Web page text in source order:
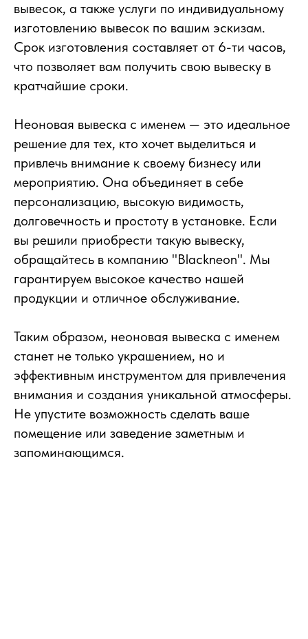
вывесок, а также услуги по индивидуальному
изготовлению вывесок по вашим эскизам.
Срок изготовления составляет от 6-ти часов,
что позволяет вам получить свою вывеску в
кратчайшие сроки.
Неоновая вывеска с именем — это идеальное
решение для тех, кто хочет выделиться и
привлечь внимание к своему бизнесу или
мероприятию. Она объединяет в себе
персонализацию, высокую видимость,
долговечность и простоту в установке. Если
вы решили приобрести такую вывеску,
обращайтесь в компанию "Blackneon". Мы
гарантируем высокое качество нашей
продукции и отличное обслуживание.
Таким образом, неоновая вывеска с именем
станет не только украшением, но и
эффективным инструментом для привлечения
внимания и создания уникальной атмосферы.
Не упустите возможность сделать ваше
помещение или заведение заметным и
запоминающимся.